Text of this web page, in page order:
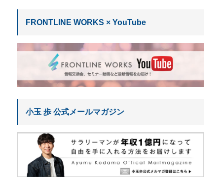
FRONTLINE WORKS × YouTube
小玉 歩 公式メールマガジン